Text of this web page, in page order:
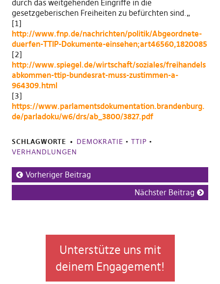
durch das weitgehenden Eingriffe in die
gesetzgeberischen Freiheiten zu befürchten sind.„
[1]
http://www.fnp.de/nachrichten/politik/Abgeordnete-
duerfen-TTIP-Dokumente-einsehen;art46560,1820085
[2]
http://www.spiegel.de/wirtschaft/soziales/freihandels
abkommen-ttip-bundesrat-muss-zustimmen-a-
964309.html
[3]
https://www.parlamentsdokumentation.brandenburg.
de/parladoku/w6/drs/ab_3800/3827.pdf
SCHLAGWORTE DEMOKRATIE • TTIP •
VERHANDLUNGEN
Vorheriger Beitrag
Nächster Beitrag
Unterstütze uns mit
deinem Engagement!